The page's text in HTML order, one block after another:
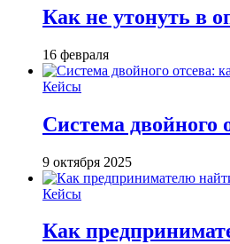
Как не утонуть в
16 февраля
Кейсы
Система двойного
9 октября 2025
Кейсы
Как